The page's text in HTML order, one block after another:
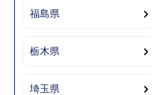
福島県
栃木県
埼玉県